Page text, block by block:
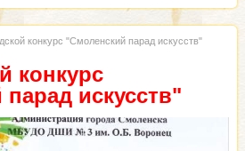
конкурс "Смоленский парад искусств"
конкурс
искусств"